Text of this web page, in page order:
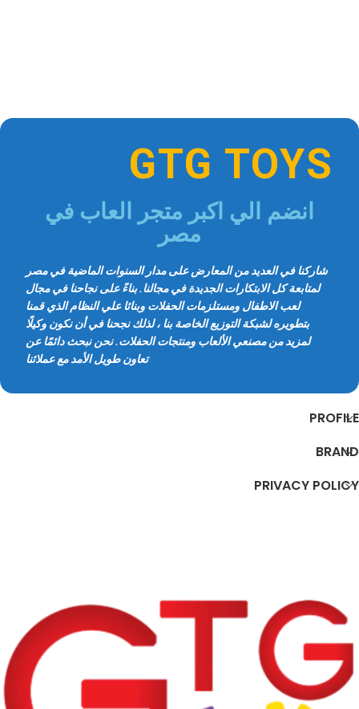
GTG TOYS
انضم الي اكبر متجر العاب في
مصر
شاركنا في العديد من المعارض على مدار السنوات الماضية في مصر
لمتابعة كل الابتكارات الجديدة في مجالنا. بناءً على نجاحنا في مجال
لعب الاطفال ومستلزمات الحفلات وبنائا علي النظام الذي قمنا
بتطويره لشبكة التوزيع الخاصة بنا ، لذلك نجحنا في أن نكون وكيلًا
لمزيد من مصنعي الألعاب ومنتجات الحفلات. نحن نبحث دائمًا عن
تعاون طويل الأمد مع عملائنا
PROFILE
BRAND
PRIVACY POLICY